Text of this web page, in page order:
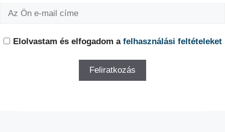
Elolvastam és elfogadom a felhasználási feltételeket